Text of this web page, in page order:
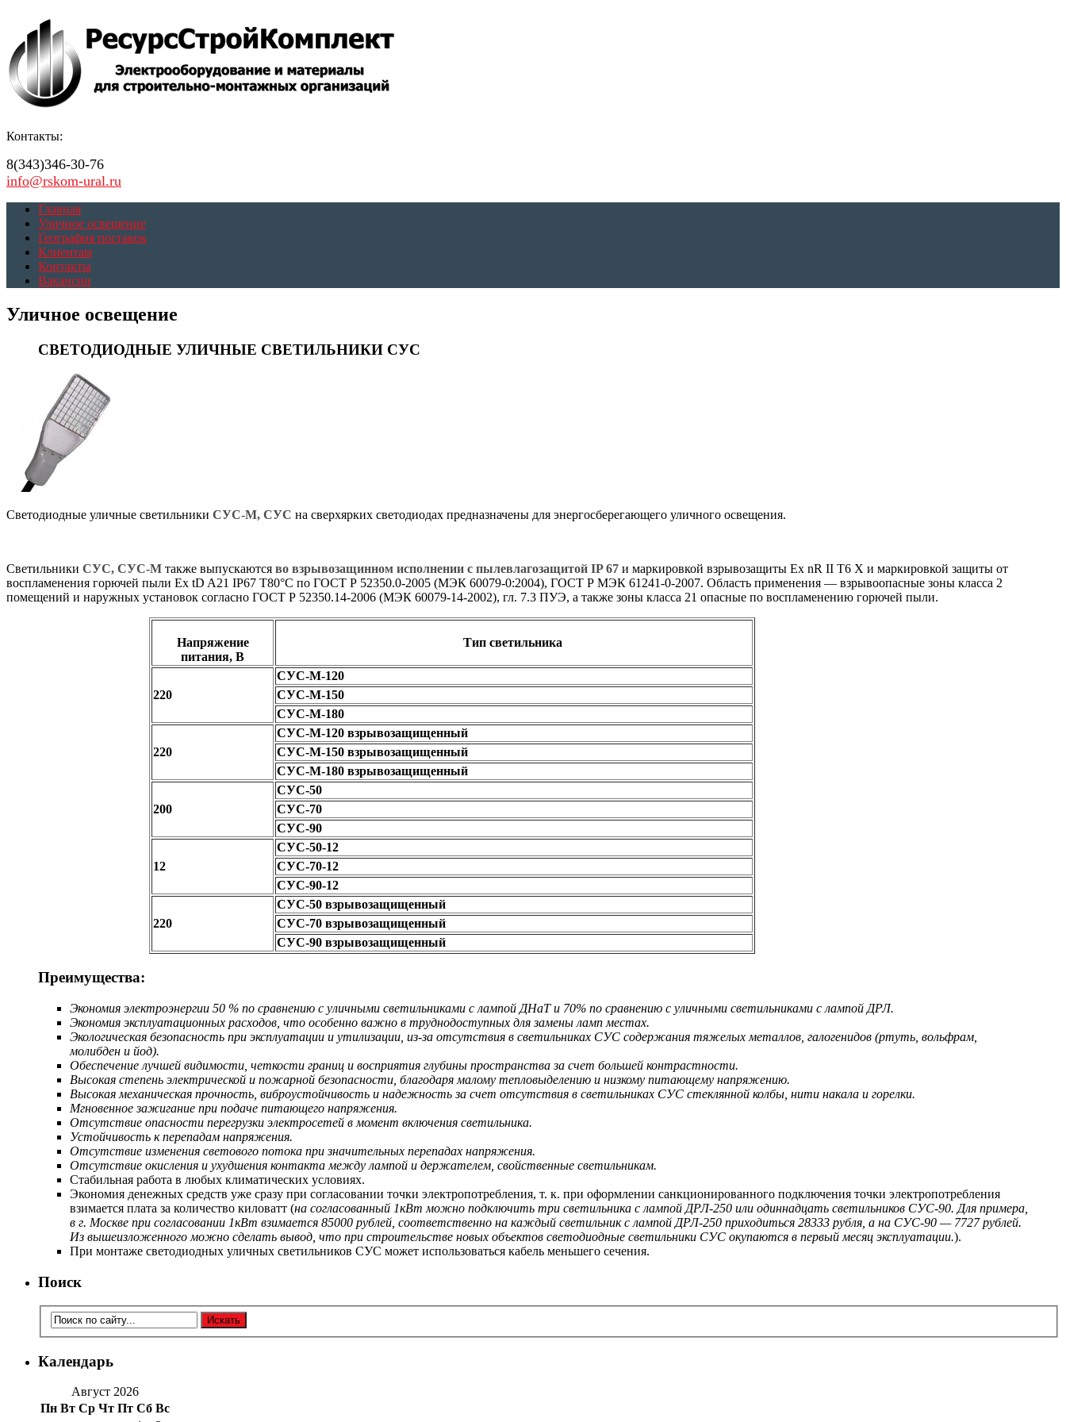
Контакты:
8(343)346-30-76
info@rskom-ural.ru
Главная
Уличное освещение
География поставок
Клиентам
Контакты
Вакансии
Уличное освещение
СВЕТОДИОДНЫЕ УЛИЧНЫЕ СВЕТИЛЬНИКИ СУС
Светодиодные уличные светильники СУС-М, СУС на сверхярких светодиодах предназначены для энергосберегающего уличного освещения.
Светильники СУС, СУС-М также выпускаются во взрывозащинном исполнении с пылевлагозащитой IP 67 и маркировкой взрывозащиты Eх nR II T6 X и маркировкой защиты от
воспламенения горючей пыли Ex tD A21 IP67 T80°С по ГОСТ Р 52350.0-2005 (МЭК 60079-0:2004), ГОСТ Р МЭК 61241-0-2007. Область применения — взрывоопасные зоны класса 2
помещений и наружных установок согласно ГОСТ Р 52350.14-2006 (МЭК 60079-14-2002), гл. 7.3 ПУЭ, а также зоны класса 21 опасные по воспламенению горючей пыли.
Напряжение
питания, В
Тип светильника
220
СУС-М-120
СУС-М-150
СУС-М-180
220
СУС-М-120 взрывозащищенный
СУС-М-150 взрывозащищенный
СУС-М-180 взрывозащищенный
200
СУС-50
СУС-70
СУС-90
12
СУС-50-12
СУС-70-12
СУС-90-12
220
СУС-50 взрывозащищенный
СУС-70 взрывозащищенный
СУС-90 взрывозащищенный
Преимущества:
Экономия электроэнергии 50 % по сравнению с уличными светильниками с лампой ДНаТ и 70% по сравнению с уличными светильниками с лампой ДРЛ.
Экономия эксплуатационных расходов, что особенно важно в труднодоступных для замены ламп местах.
Экологическая безопасность при эксплуатации и утилизации, из-за отсутствия в светильниках СУС содержания тяжелых металлов, галогенидов (ртуть, вольфрам,
молибден и йод).
Обеспечение лучшей видимости, четкости границ и восприятия глубины пространства за счет большей контрастности.
Высокая степень электрической и пожарной безопасности, благодаря малому тепловыделению и низкому питающему напряжению.
Высокая механическая прочность, виброустойчивость и надежность за счет отсутствия в светильниках СУС стеклянной колбы, нити накала и горелки.
Мгновенное зажигание при подаче питающего напряжения.
Отсутствие опасности перегрузки электросетей в момент включения светильника.
Устойчивость к перепадам напряжения.
Отсутствие изменения светового потока при значительных перепадах напряжения.
Отсутствие окисления и ухудшения контакта между лампой и держателем, свойственные светильникам.
Стабильная работа в любых климатических условиях.
Экономия денежных средств уже сразу при согласовании точки электропотребления, т. к. при оформлении санкционированного подключения точки электропотребления
взимается плата за количество киловатт (на согласованный 1кВт можно подключить три светильника с лампой ДРЛ-250 или одиннадцать светильников СУС-90. Для примера,
в г. Москве при согласовании 1кВт взимается 85000 рублей, соответственно на каждый светильник с лампой ДРЛ-250 приходиться 28333 рубля, а на СУС-90 — 7727 рублей.
Из вышеизложенного можно сделать вывод, что при строительстве новых объектов светодиодные светильники СУС окупаются в первый месяц эксплуатации.).
При монтаже светодиодных уличных светильников СУС может использоваться кабель меньшего сечения.
Поиск
Календарь
Август 2026
Пн Вт Ср Чт Пт Сб Вс